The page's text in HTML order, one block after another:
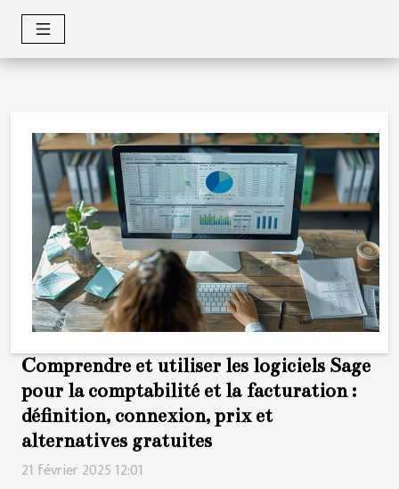
Comprendre et utiliser les logiciels Sage
pour la comptabilité et la facturation :
définition, connexion, prix et
alternatives gratuites
21 février 2025 12:01